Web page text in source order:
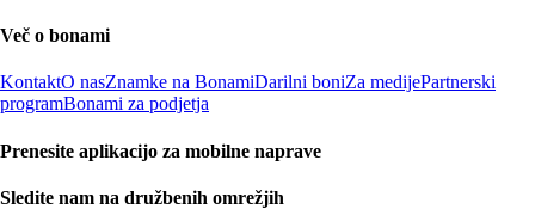
Več o bonami
KontaktO nasZnamke na BonamiDarilni boniZa medijePartnerski
programBonami za podjetja
Prenesite aplikacijo za mobilne naprave
Sledite nam na družbenih omrežjih